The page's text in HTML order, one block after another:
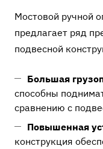
Мостовой ручной
предлагает ряд
подвесной
Большая
способны
сравнению с
Повышенная
конструкция